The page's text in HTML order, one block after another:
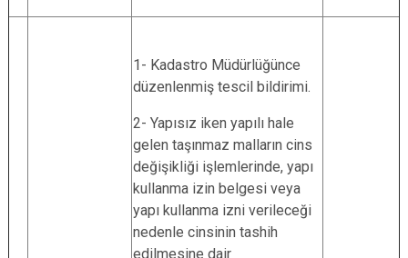
1- Kadastro Müdürlüğünce
düzenlenmiş tescil bildirimi.
2- Yapısız iken yapılı hale
gelen taşınmaz malların cins
değişikliği işlemlerinde, yapı
kullanma izin belgesi veya
yapı kullanma izni verileceği
nedenle cinsinin tashih
edilmesine dair